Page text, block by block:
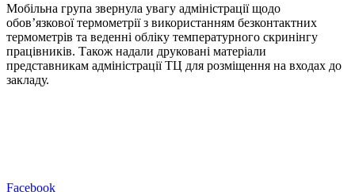
Мобільна група звернула увагу адміністрації щодо
обов’язкової термометрії з використанням безконтактних
термометрів та веденні обліку температурного скринінгу
працівників. Також надали друковані матеріали
представникам адміністрації ТЦ для розміщення на входах до
закладу.
Facebook